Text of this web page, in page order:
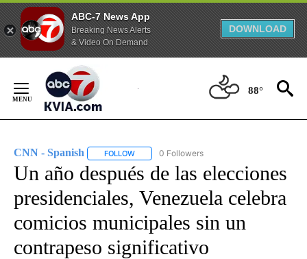
ABC-7 News App
Breaking News Alerts
& Video On Demand
DOWNLOAD
Content
88°
CNN - Spanish FOLLOW FOLLOW "CNN - SPANISH" TO RECEIVE
0 Followers
Un año después de las elecciones
presidenciales, Venezuela celebra
comicios municipales sin un
contrapeso significativo